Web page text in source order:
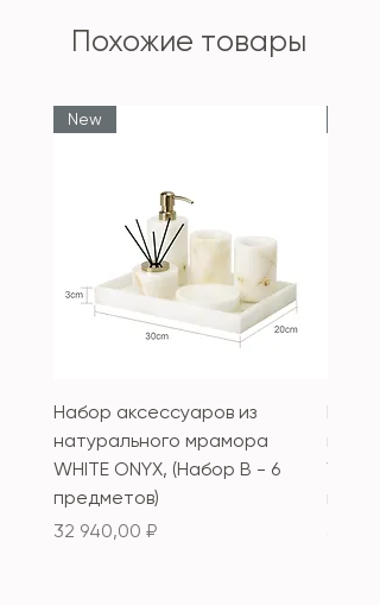
Похожие товары
New
Набор аксессуаров из
натурального мрамора
WHITE ONYX, (Набор B - 6
предметов)
Цена
32 940,00 ₽